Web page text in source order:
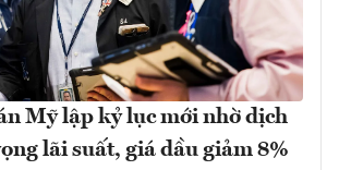
Mỹ lập kỷ lục mới nhờ dịch
lãi suất, giá dầu giảm 8%